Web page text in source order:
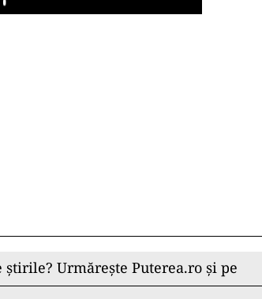
Play
Urmărește Puterea.ro și pe